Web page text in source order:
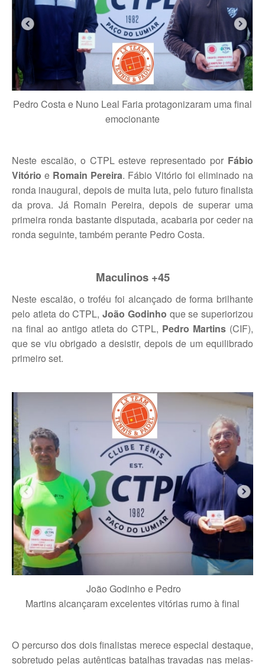
Lumiar Open XIII
1ª Experiência de Ténis
Masters Jaguar Automóveis Lisboa
Lumiar Kids Cup XIV
Taça Flores Marques
Circuito de Veteranos CTPL III
Smashtour 2015
Circuito de Veteranos CTPL IV
Torneio Jovens Esperanças IV
Torneio Super Jovem IV
Torneio Jovens Esperanças V
Open Ano Novo
Inter-Clubes +45
Torneio ACPA II
Lumiar Open XII
CTPL vs Vamos Tennis Club (RUS)
Masters do Torneio Escada
Lumiar Kids Cup XIII
Torneio Inauguração das Bancadas
Torneio Extracarnes III
Torneio Extracarnes IV
Galeria 2013
Open Aniversário
Pedro Costa e Nuno Leal Faria protagonizaram uma final
emocionante
Neste escalão, o CTPL esteve representado por Fábio
Vitório e Romain Pereira. Fábio Vitório foi eliminado na
ronda inaugural, depois de muita luta, pelo futuro finalista
da prova. Já Romain Pereira, depois de superar uma
primeira ronda bastante disputada, acabaria por ceder na
ronda seguinte, também perante Pedro Costa.
Maculinos +45
Neste escalão, o troféu foi alcançado de forma brilhante
pelo atleta do CTPL, João Godinho que se superiorizou
na final ao antigo atleta do CTPL, Pedro Martins (CIF),
que se viu obrigado a desistir, depois de um equilibrado
primeiro set.
João Godinho e Pedro
Martins alcançaram excelentes vitórias rumo à final
O percurso dos dois finalistas merece especial destaque,
sobretudo pelas autênticas batalhas travadas nas meias-